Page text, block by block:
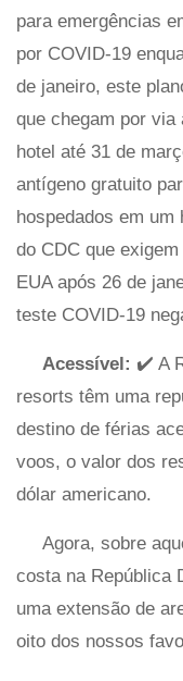
para emergências
por COVID-19
de janeiro, este
que chegam por
hotel até 31 de
antígeno gratuito
hospedados em
do CDC que
EUA após 26 de
teste COVID-19
Acessível: ✔️ A
resorts têm uma
destino de férias
voos, o valor dos
dólar americano.
Agora, sobre
costa na República
uma extensão de
oito dos nossos